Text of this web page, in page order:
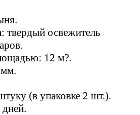
твердый освежитель
12 м?.
(в упаковке 2 шт.).